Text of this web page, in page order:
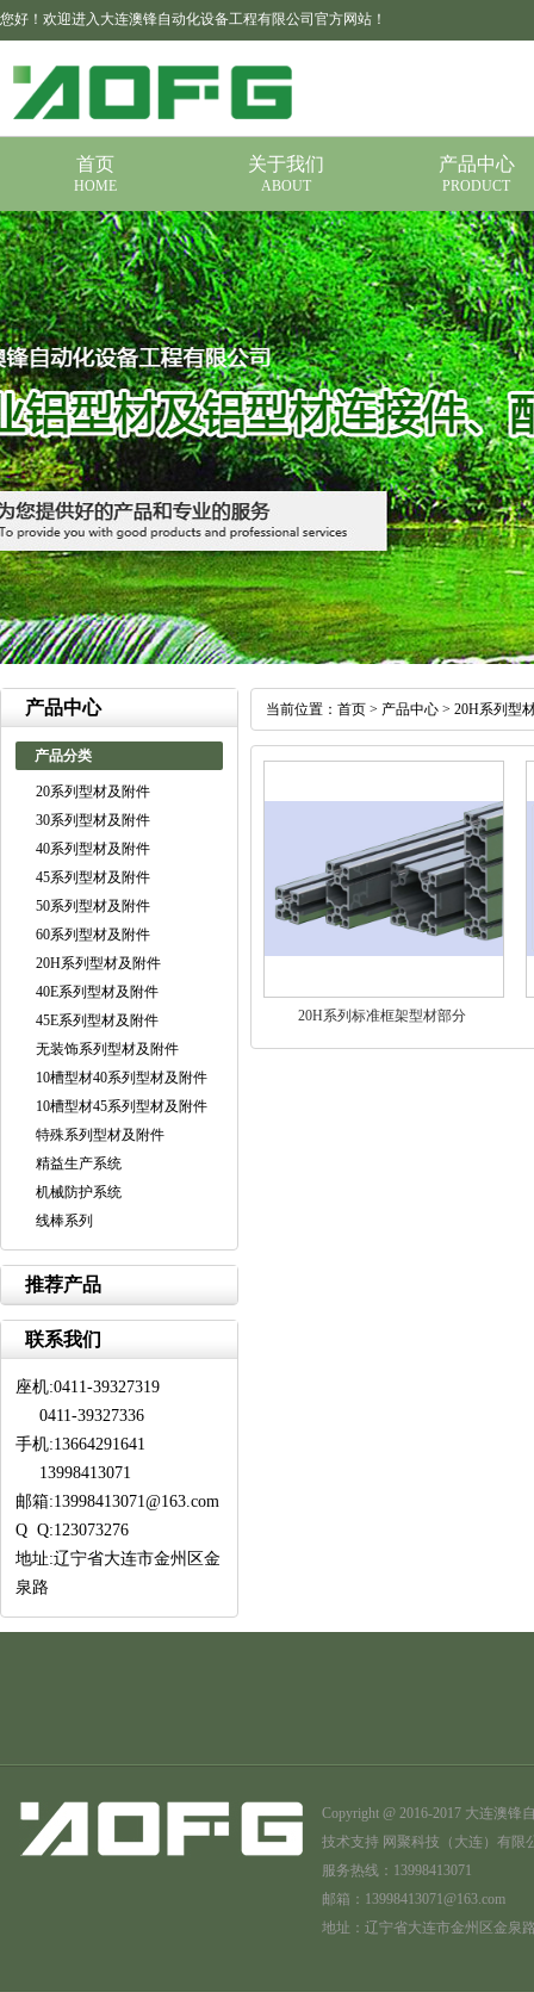
您好！欢迎进入大连澳锋自动化设备工程有限公司官方网站！
首页
HOME
关于我们
ABOUT
产品中心
PRODUCT
产品中心
产品分类
20系列型材及附件
30系列型材及附件
40系列型材及附件
45系列型材及附件
50系列型材及附件
60系列型材及附件
20H系列型材及附件
40E系列型材及附件
45E系列型材及附件
无装饰系列型材及附件
10槽型材40系列型材及附件
10槽型材45系列型材及附件
特殊系列型材及附件
精益生产系统
机械防护系统
线棒系列
推荐产品
联系我们
座机:0411-39327319
0411-39327336
手机:13664291641
13998413071
邮箱:13998413071@163.com
Q Q:123073276
地址:辽宁省大连市金州区金
泉路
当前位置： 首页 > 产品中心 > 20H系列型
20H系列标准框架型材部分
Copyright @ 2016-2017 大连澳
技术支持 网聚科技（大连）有限
服务热线：13998413071
邮箱：13998413071@163.com
地址：辽宁省大连市金州区金泉